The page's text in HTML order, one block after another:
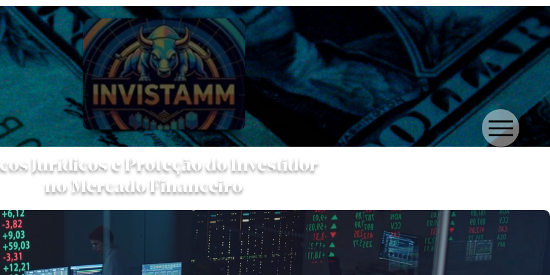
Jurídicos e Proteção do Investidor
no Mercado Financeiro